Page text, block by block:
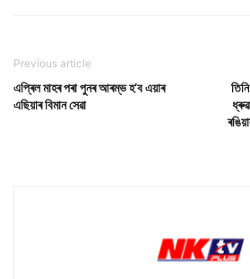
Previous article
এপ্ৰিল মাহৰ পৰা পুনৰ আৰম্ভ হ’ব এয়াৰ
এছিয়াৰ বিমান সেৱা